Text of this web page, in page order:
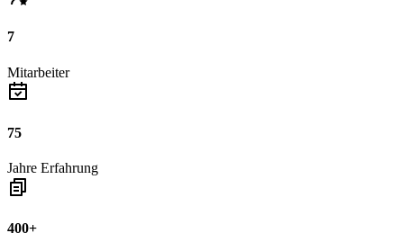
7
Mitarbeiter
75
Jahre Erfahrung
400+